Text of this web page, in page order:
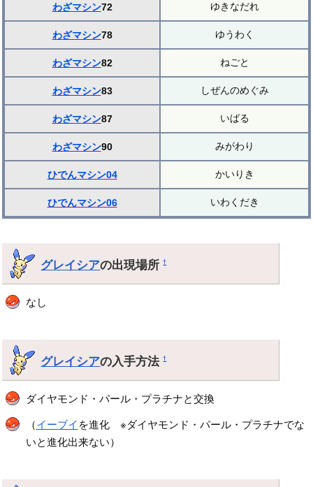
わざマシン72 ゆきなだれ
わざマシン78 ゆうわく
わざマシン82 ねごと
わざマシン83 しぜんのめぐみ
わざマシン87 いばる
わざマシン90 みがわり
ひでんマシン04 かいりき
ひでんマシン06 いわくだき
グレイシアの出現場所†
なし
グレイシアの入手方法†
ダイヤモンド・パール・プラチナと交換
（イーブイ を進化 ※ダイヤモンド・パール・プラチナでな
いと進化出来ない）